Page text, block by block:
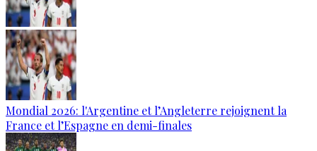
Mondial 2026: l'Argentine et l’Angleterre rejoignent la
France et l’Espagne en demi-finales